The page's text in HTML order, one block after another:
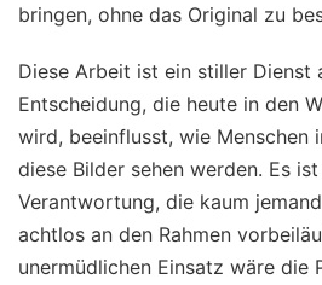
bringen, ohne das Original zu
Diese Arbeit ist ein stiller Dienst
Entscheidung, die heute in den
wird, beeinflusst, wie Menschen
diese Bilder sehen werden. Es
Verantwortung, die kaum
achtlos an den Rahmen
unermüdlichen Einsatz wäre die